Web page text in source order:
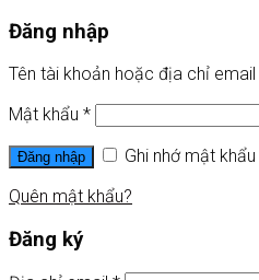
Đăng nhập
Tên tài khoản hoặc địa chỉ email
Mật khẩu *
Đăng nhập
Ghi nhớ mật khẩu
Quên mật khẩu?
Đăng ký